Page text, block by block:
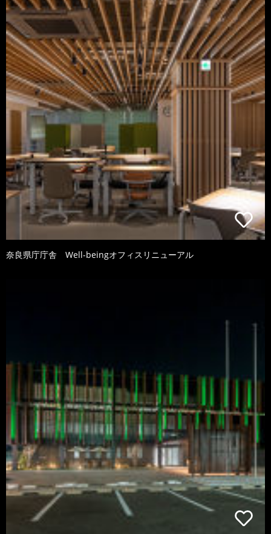
奈良県庁庁舎 Well-beingオフィスリニューアル